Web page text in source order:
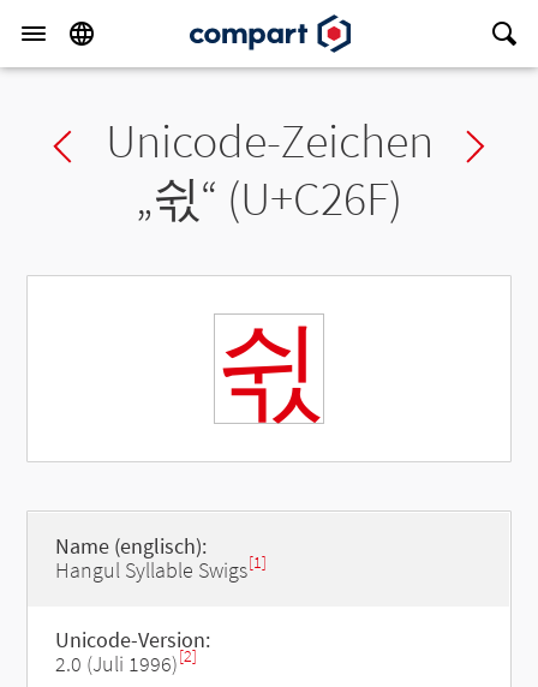
Previous char
Unicode-Zeichen
„쉯“ (U+C26F)
쉯
Name (englisch):
Hangul Syllable Swigs[1]
Unicode-Version:
2.0 (Juli 1996)[2]